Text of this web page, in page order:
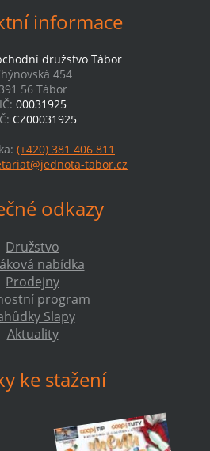
informace
družstvo Tábor
454
391 56 Tábor
IČ: 00031925
CZ00031925
(+420) 381 406 811
tabor.cz
odkazy
Družstvo
nabídka
Prodejny
program
Slapy
Aktuality
ke stažení